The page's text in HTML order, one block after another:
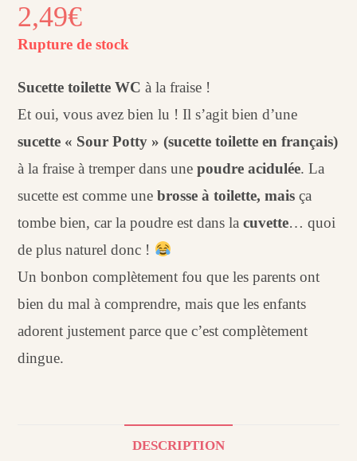
2,49€
Rupture de stock
Sucette toilette WC à la fraise !
Et oui, vous avez bien lu ! Il s’agit bien d’une
sucette « Sour Potty » (sucette toilette en français)
à la fraise à tremper dans unepoudre acidulée. La
sucette est comme unebrosse à toilette, mais ça
tombe bien, car la poudre est dans lacuvette… quoi
de plus naturel donc !
Un bonbon complètement fou que les parents ont
bien du mal à comprendre, mais que les enfants
adorent justement parce que c’est complètement
dingue.
DESCRIPTION